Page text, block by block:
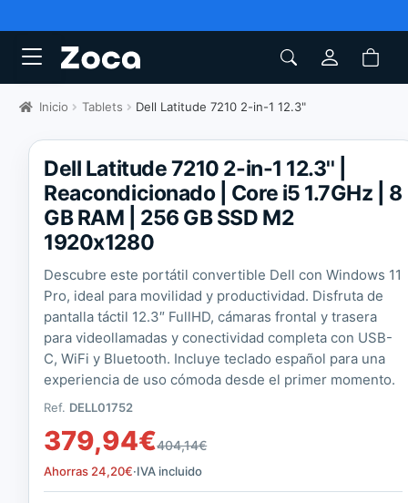
Inicio Tablets Dell Latitude 7210 2-in-1 12.3"
Dell Latitude 7210 2-in-1 12.3'' |
Reacondicionado | Core i5 1.7GHz | 8
GB RAM | 256 GB SSD M2
1920x1280
Descubre este portátil convertible Dell con Windows 11
Pro, ideal para movilidad y productividad. Disfruta de
pantalla táctil 12.3″ FullHD, cámaras frontal y trasera
para videollamadas y conectividad completa con USB-
C, WiFi y Bluetooth. Incluye teclado español para una
experiencia de uso cómoda desde el primer momento.
Ref. DELL01752
379,94€404,14€
Ahorras 24,20€·IVA incluido